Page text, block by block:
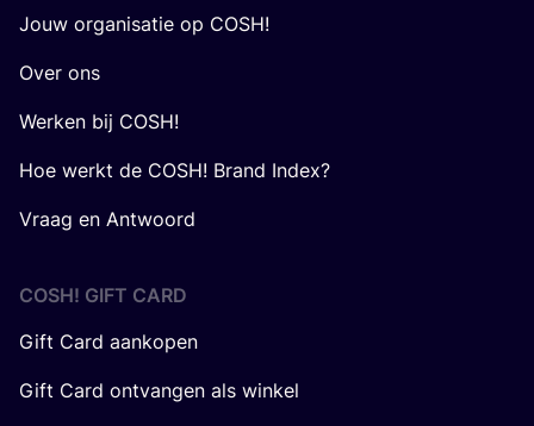
Jouw organisatie op COSH!
Over ons
Werken bij COSH!
Hoe werkt de COSH! Brand Index?
Vraag en Antwoord
COSH! GIFT CARD
Gift Card aankopen
Gift Card ontvangen als winkel